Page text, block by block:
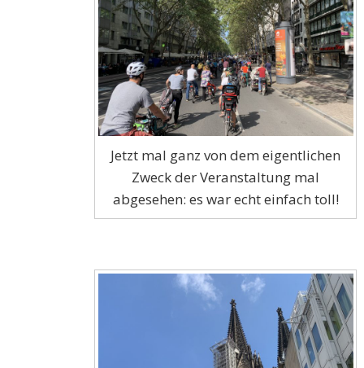
Jetzt mal ganz von dem eigentlichen
Zweck der Veranstaltung mal
abgesehen: es war echt einfach toll!